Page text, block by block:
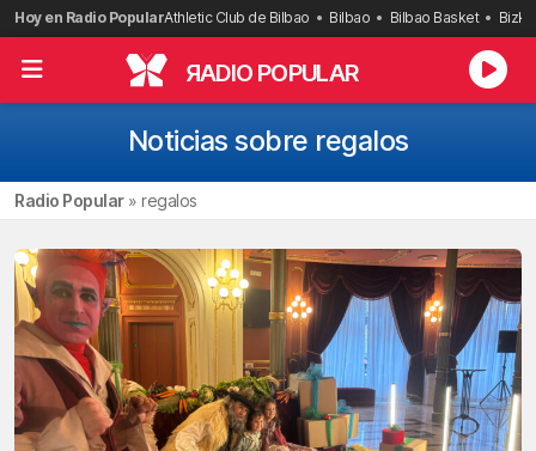
Saltar
al
contenido
Hoy en Radio PopularAthletic Club de Bilbao Bilbao Bilbao Basket
RADIO POPULAR
Noticias sobre regalos
Radio Popular» regalos